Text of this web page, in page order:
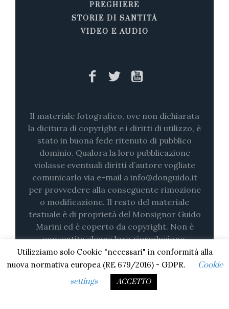
PREGHIERE
STORIE DI SANTITÀ
VIDEO E AUDIO
Il materiale fotografico, ove non dichiarata
la dicitura di copyright e i diritti di utilizzo, è
stato in buona fede ritenuto di pubblico
dominio. Qualora la loro pubblicazione
violasse eventuali diritti d’autore vogliate
comunicarlo via e-mail a info@donguido.it
per provvedere alla conseguente rimozione
o modificazione. Il resto del materiale
testuale è di proprietà del Monsignor Guido
Marini ed è coperto da copyright. Non è
consentita alcuna loro riproduzione,
nemmeno parziale (su stampa o in digitale)
senza il consenso esplicito.
Utilizziamo solo Cookie "necessari" in conformità alla
nuova normativa europea (RE 679/2016) - GDPR.
Cookie
settings
ACCETTO